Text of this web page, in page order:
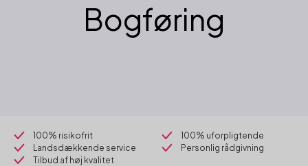
Bogføring
100% risikofrit
100% uforpligtende
Landsdækkende service
Personlig rådgivning
Tilbud af høj kvalitet